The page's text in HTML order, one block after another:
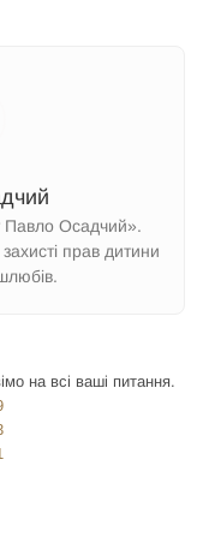
Павло Осадчий».
прав дитини
на всі ваші питання.